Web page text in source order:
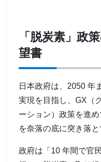
「脱炭素」政
望書
日本政府は、2050 年
実現を目指し、GX（
ーション）政策を進
を奈落の底に突き落
政府は「10 年間で官